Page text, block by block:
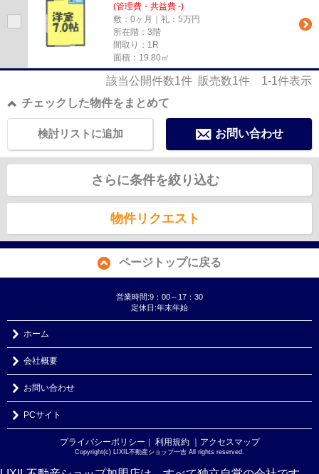
(管理費・共益費 -)
敷：0ヶ月｜礼：5万円
所在階：3階
間取り：1R
面積：19.80㎡
該当公開件数1件 販売数1件 1-1件表示
チェックした物件をまとめて
お問い合わせ
検討リストに追加
さらに条件を絞り込む
物件リクエスト
ページトップに戻る
営業時間:9：00～17：30
定休日:年末年始
ホーム
会社概要
お問い合わせ
PCサイト
プライバシーポリシー ｜ 利用規約 ｜アクセスマップ
Copyright(c) LIXIL不動産ショップ一吉 All rights reserved.